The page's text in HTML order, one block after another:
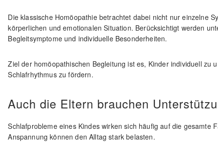
Die klassische Homöopathie betrachtet dabei nicht nur einzelne
körperlichen und emotionalen Situation. Berücksichtigt werden
Begleitsymptome und individuelle Besonderheiten.
Ziel der homöopathischen Begleitung ist es, Kinder individuell zu
Schlafrhythmus zu fördern.
Auch die Eltern brauchen
Schlafprobleme eines Kindes wirken sich häufig auf die gesamte
Anspannung können den Alltag stark belasten.